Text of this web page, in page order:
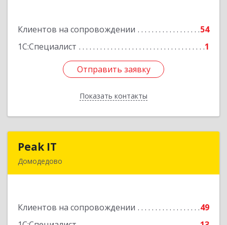
Клиентов на сопровождении
54
1С:Специалист
1
Отправить заявку
Показать контакты
Подробнее
Отправить заявку
Назад
Peak IT
Домодедово
Клиентов на сопровождении
49
Подробнее